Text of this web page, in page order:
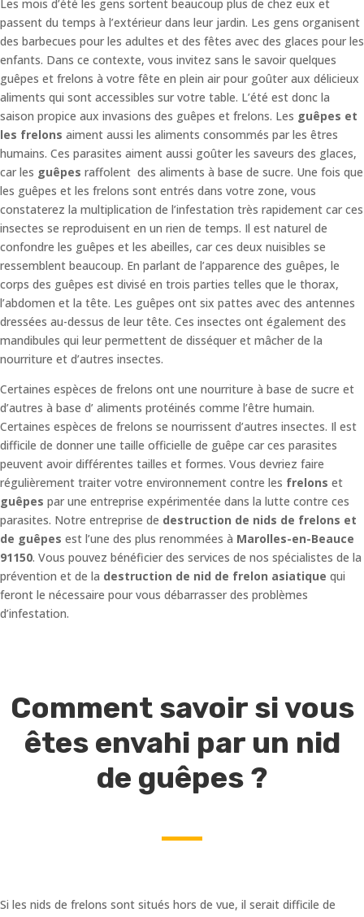
Les mois d’été les gens sortent beaucoup plus de chez eux et
passent du temps à l’extérieur dans leur jardin. Les gens organisent
des barbecues pour les adultes et des fêtes avec des glaces pour les
enfants. Dans ce contexte, vous invitez sans le savoir quelques
guêpes et frelons à votre fête en plein air pour goûter aux délicieux
aliments qui sont accessibles sur votre table. L’été est donc la
saison propice aux invasions des guêpes et frelons. Les guêpes et
les frelons aiment aussi les aliments consommés par les êtres
humains. Ces parasites aiment aussi goûter les saveurs des glaces,
car les guêpes raffolent des aliments à base de sucre. Une fois que
les guêpes et les frelons sont entrés dans votre zone, vous
constaterez la multiplication de l’infestation très rapidement car ces
insectes se reproduisent en un rien de temps. Il est naturel de
confondre les guêpes et les abeilles, car ces deux nuisibles se
ressemblent beaucoup. En parlant de l’apparence des guêpes, le
corps des guêpes est divisé en trois parties telles que le thorax,
l’abdomen et la tête. Les guêpes ont six pattes avec des antennes
dressées au-dessus de leur tête. Ces insectes ont également des
mandibules qui leur permettent de disséquer et mâcher de la
nourriture et d’autres insectes.
Certaines espèces de frelons ont une nourriture à base de sucre et
d’autres à base d’ aliments protéinés comme l’être humain.
Certaines espèces de frelons se nourrissent d’autres insectes. Il est
difficile de donner une taille officielle de guêpe car ces parasites
peuvent avoir différentes tailles et formes. Vous devriez faire
régulièrement traiter votre environnement contre les frelons et
guêpes par une entreprise expérimentée dans la lutte contre ces
parasites. Notre entreprise de destruction de nids de frelons et
de guêpes est l’une des plus renommées à Marolles-en-Beauce
91150. Vous pouvez bénéficier des services de nos spécialistes de la
prévention et de la destruction de nid de frelon asiatique qui
feront le nécessaire pour vous débarrasser des problèmes
d’infestation.
Comment savoir si vous
êtes envahi par un nid
de guêpes ?
Si les nids de frelons sont situés hors de vue, il serait difficile de